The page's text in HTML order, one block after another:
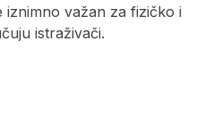
iznimno važan za fizičko i
istraživači.